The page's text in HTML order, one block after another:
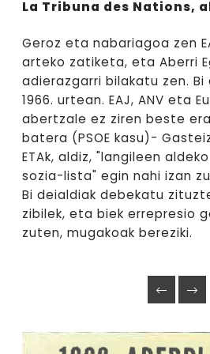
La Tribuna des Nations,
Geroz eta nabariagoa zen
arteko zatiketa, eta Aberri
adierazgarri bilakatu zen.
1966. urtean. EAJ, ANV eta
abertzale ez ziren beste
batera (PSOE kasu)-
ETAk, aldiz, "langileen
sozia-lista" egin nahi izan
Bi deialdiak debekatu
zibilek, eta biek errepresio
zuten, mugakoak bereziki.